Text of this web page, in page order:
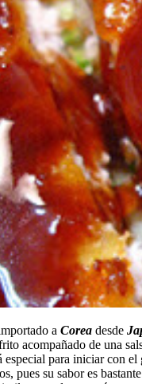
a Corea desde
acompañado de una
especial para iniciar con el
pues su sabor es